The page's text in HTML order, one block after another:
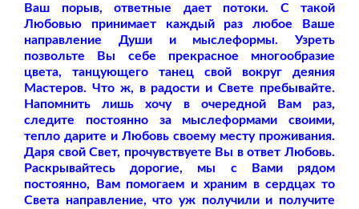
Ваш порыв, ответные дает потоки. С такой
Любовью принимает каждый раз любое Ваше
направление Души и мыслеформы. Узреть
позвольте Вы себе прекрасное многообразие
цвета, танцующего танец свой вокруг деяния
Мастеров. Что ж, в радости и Свете пребывайте.
Напомнить лишь хочу в очередной Вам раз,
следите постоянно за мыслеформами своими,
тепло дарите и Любовь своему месту проживания.
Даря свой Свет, прочувствуете Вы в ответ Любовь.
Раскрывайтесь дорогие, мы с Вами рядом
постоянно, Вам помогаем и храним в сердцах то
Света направление, что уж получили и получите